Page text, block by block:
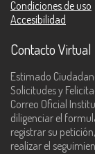
Condiciones de uso
Accesibilidad
Contacto Virtual
Estimado
Solicitudes y
Correo Oficial
diligenciar el
registrar su
realizar el